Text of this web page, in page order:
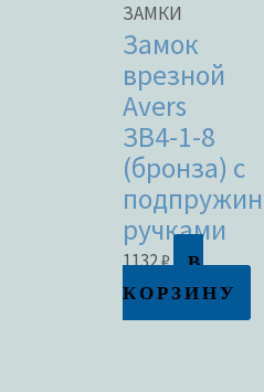
ЗАМКИ
Замок
врезной
Avers
ЗВ4-1-8
(бронза) с
ручками
1132₽
В
КОРЗИНУ